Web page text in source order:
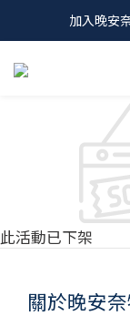
會員
加入晚安
會員
此活動已下架
關於晚安